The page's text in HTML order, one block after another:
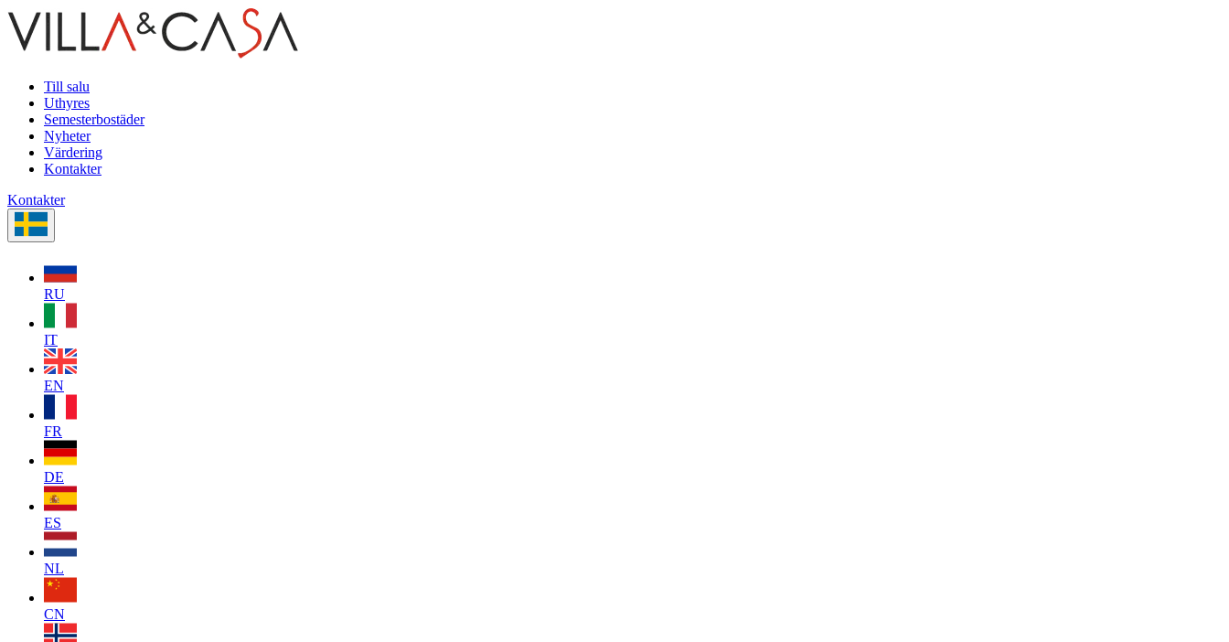
Till salu
Uthyres
Semesterbostäder
Nyheter
Värdering
Kontakter
Kontakter
RU
IT
EN
FR
DE
ES
NL
CN